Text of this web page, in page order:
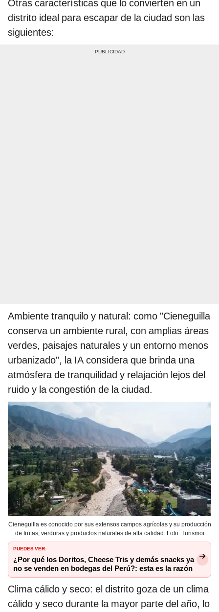
Otras características que lo convierten en un
distrito ideal para escapar de la ciudad son las
siguientes:
Ambiente tranquilo y natural: como "Cieneguilla
conserva un ambiente rural, con amplias áreas
verdes, paisajes naturales y un entorno menos
urbanizado", la IA considera que brinda una
atmósfera de tranquilidad y relajación lejos del
ruido y la congestión de la ciudad.
Cieneguilla es conocido por sus extensos campos agrícolas y su producción
de frutas, verduras y productos naturales de alta calidad. Foto: Turismoi
PUEDES VER:
¿Por qué los Doritos, Cheese Tris y demás snacks ya
no se venden en bodegas del Perú?: esta es la razón
Clima cálido y seco: el distrito goza de un clima
cálido y seco durante la mayor parte del año, lo